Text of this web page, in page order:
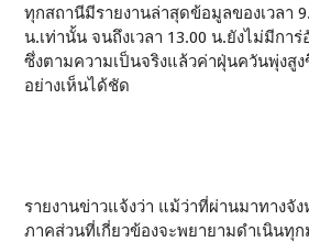
ทุกสถานีมีรายงานล่าสุดข้อมูลของเวลา
น.เท่านั้น จนถึงเวลา 13.00 น.ยังไม่มีกา
ซึ่งตามความเป็นจริงแล้วค่าฝุ่นควันพุ่งสูง
อย่างเห็นได้ชัด
รายงานข่าวแจ้งว่า แม้ว่าที่ผ่านมาทางจั
ภาคส่วนที่เกี่ยวข้องจะพยายามดำเนินทุ